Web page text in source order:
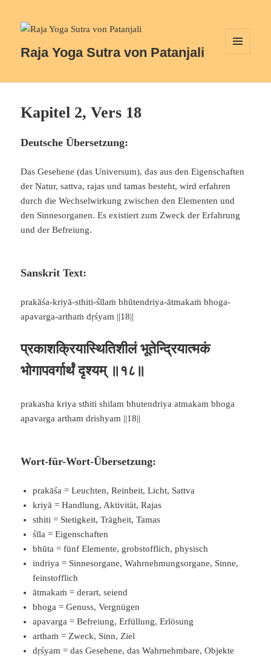
Raja Yoga Sutra von Patanjali
Kapitel 2, Vers 18
Deutsche Übersetzung:
Das Gesehene (das Universum), das aus den Eigenschaften
der Natur, sattva, rajas und tamas besteht, wird erfahren
durch die Wechselwirkung zwischen den Elementen und
den Sinnesorganen. Es existiert zum Zweck der Erfahrung
und der Befreiung.
Sanskrit Text:
prakāśa-kriyā-sthiti-śīlaṁ bhūtendriya-ātmakaṁ bhoga-
apavarga-arthaṁ dṛśyam ||18||
प्रकाशक्रियास्थितिशीलं भूतेन्द्रियात्मकं
भोगापवर्गार्थं दृश्यम् ॥१८॥
prakasha kriya sthiti shilam bhutendriya atmakam bhoga
apavarga artham drishyam ||18||
Wort-für-Wort-Übersetzung:
prakāśa = Leuchten, Reinheit, Licht, Sattva
kriyā = Handlung, Aktivität, Rajas
sthiti = Stetigkeit, Trägheit, Tamas
śīla = Eigenschaften
bhūta = fünf Elemente, grobstofflich, physisch
indriya = Sinnesorgane, Wahrnehmungsorgane, Sinne,
feinstofflich
ātmakaṁ = derart, seiend
bhoga = Genuss, Vergnügen
apavarga = Befreiung, Erfüllung, Erlösung
arthaṁ = Zweck, Sinn, Ziel
dṛśyam = das Gesehene, das Wahrnehmbare, Objekte